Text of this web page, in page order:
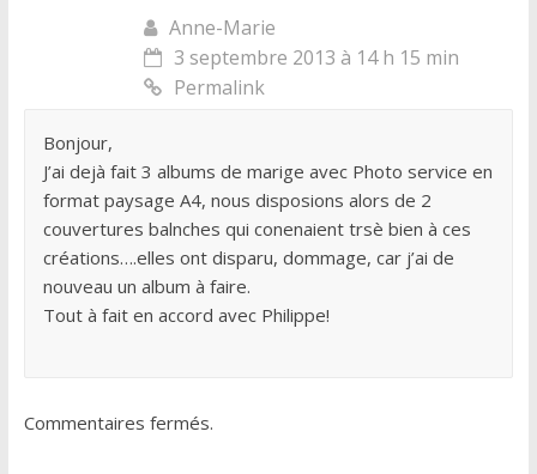
Anne-Marie
3 septembre 2013 à 14 h 15 min
Permalink
Bonjour,
J’ai dejà fait 3 albums de marige avec Photo service en
format paysage A4, nous disposions alors de 2
couvertures balnches qui conenaient trsè bien à ces
créations….elles ont disparu, dommage, car j’ai de
nouveau un album à faire.
Tout à fait en accord avec Philippe!
Commentaires fermés.